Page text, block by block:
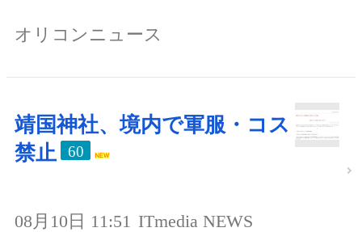
オリコンニュース
靖国神社、境内で軍服・コス
禁止
60
08月10日 11:51 ITmedia NEWS